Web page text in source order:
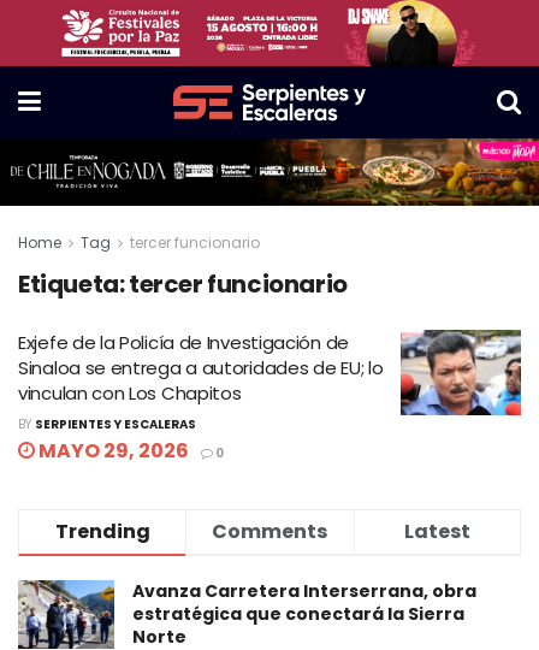
Home Tag tercer funcionario
Etiqueta:tercer funcionario
Exjefe de la Policía de Investigación de
Sinaloa se entrega a autoridades de EU; lo
vinculan con Los Chapitos
BY SERPIENTES Y ESCALERAS
MAYO 29, 2026 0
Trending Comments Latest
Avanza Carretera Interserrana, obra
estratégica que conectará la Sierra
Norte